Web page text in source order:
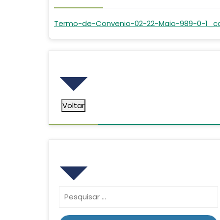
Termo-de-Convenio-02-22-Maio-989-0-
Voltar